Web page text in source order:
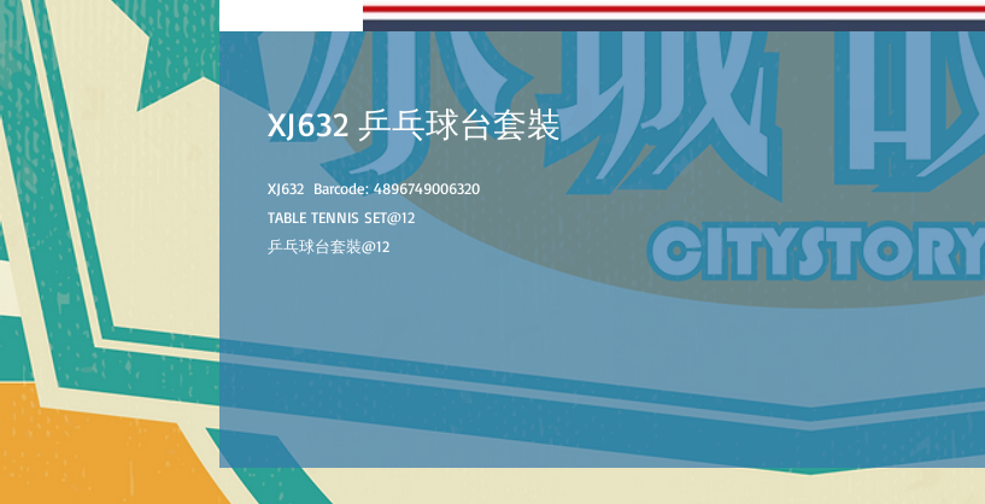
XJ632 乒乓球台套裝
XJ632 Barcode: 4896749006320
TABLE TENNIS SET@12
乒乓球台套裝@12